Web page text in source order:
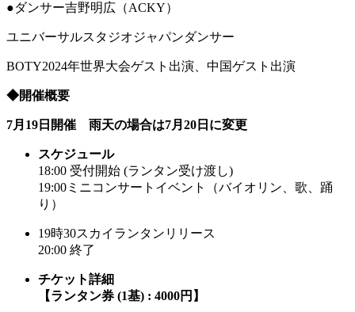
●ダンサー吉野明広（ACKY）
ユニバーサルスタジオジャパンダンサー
BOTY2024年世界大会ゲスト出演、中国ゲスト出演
◆開催概要
7月19日開催 雨天の場合は7月20日に変更
スケジュール
18:00 受付開始 (ランタン受け渡し)
19:00ミニコンサートイベント（バイオリン、歌、踊
り）
19時30スカイランタンリリース
20:00 終了
チケット詳細
【ランタン券 (1基) : 4000円】